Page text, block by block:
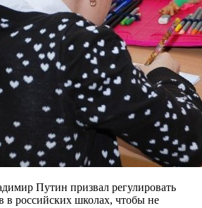
Путин призвал регулировать
в российских школах, чтобы не